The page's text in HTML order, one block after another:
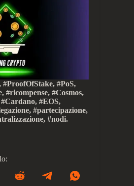
#PoS,
#ricompense, #Cosmos,
#EOS,
#partecipazione,
#nodi.